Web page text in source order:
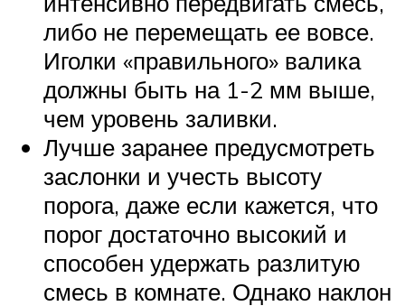
либо не перемещать ее вовсе.
Иголки «правильного» валика
должны быть на 1-2 мм выше,
чем уровень заливки.
Лучше заранее предусмотреть
заслонки и учесть высоту
порога, даже если кажется, что
порог достаточно высокий и
способен удержать разлитую
смесь в комнате. Однако наклон